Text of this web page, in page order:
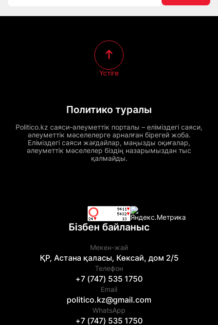
Политико туралы
Politico.kz саяси-әлеуметтік порталы – еліміздегі саяси,
әлеуметтік мәселелерге арналған бірегей жоба.
Еліміздегі саяси жағдайлар, маңызды оқиғалар,
әлеуметтік мәселелер біздің назарымыздан тыс
қалмайды.
Үстіге
Бізбен байланыс
Мекен-жай
ҚР, Астана қаласы, Көксай, дом 2/5
Телефон
+7 (747) 535 1750
Email
politico.kz@gmail.com
WhatsApp
+7 (747) 535 1750